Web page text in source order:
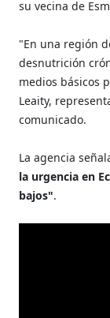
su vecina de
"En una región
desnutrición
medios básicos
Leaity,
comunicado.
La agencia
la urgencia en
bajos".